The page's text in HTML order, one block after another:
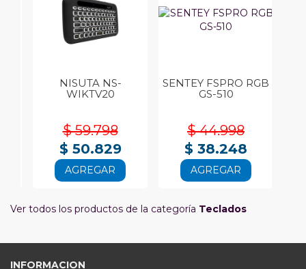
NISUTA NS-
WIKTV20
$ 59.798
$ 50.829
AGREGAR
SENTEY FSPRO RGB
GS-510
$ 44.998
$ 38.248
AGREGAR
Ver todos los productos de la categoría Teclados
INFORMACION